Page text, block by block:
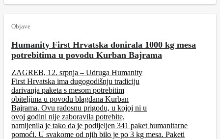
Objave
Humanity First Hrvatska donirala 1000 kg mesa
potrebitima u povodu Kurban Bajrama
ZAGREB, 12. srpnja – Udruga Humanity
First Hrvatska ima dugogodišnju tradiciju
darivanja paketa s mesom potrebitim
obiteljima u povodu blagdana Kurban
Bajrama. Ovu radosnu prigodu, u kojoj ni u
ovoj godini nije zaboravila potrebite,
namijenila je tako da je podijeljen 341 paket humanitarne
pomoći. U svakome od njih bilo je po 3 kg mesa. Paketi